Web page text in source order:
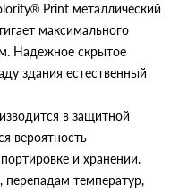
Print металлический
максимального
Надежное скрытое
здания естественный
в защитной
вероятность
и хранении.
перепадам температур,